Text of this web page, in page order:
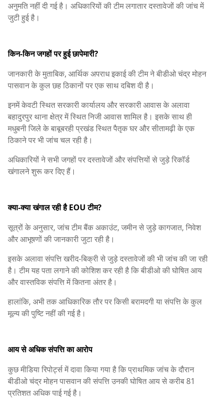
अनुमति नहीं दी गई है। अधिकारियों की टीम लगातार दस्तावेजों की जांच में
जुटी हुई है।
किन-किन जगहों पर हुई छापेमारी?
जानकारी के मुताबिक, आर्थिक अपराध इकाई की टीम ने बीडीओ चंद्र मोहन
पासवान के कुल छह ठिकानों पर एक साथ दबिश दी है।
इनमें केवटी स्थित सरकारी कार्यालय और सरकारी आवास के अलावा
बहादुरपुर थाना क्षेत्र में स्थित निजी आवास शामिल है। इसके साथ ही
मधुबनी जिले के बाबूबरही प्रखंड स्थित पैतृक घर और सीतामढ़ी के एक
ठिकाने पर भी जांच चल रही है।
अधिकारियों ने सभी जगहों पर दस्तावेजों और संपत्तियों से जुड़े रिकॉर्ड
खंगालने शुरू कर दिए हैं।
क्या-क्या खंगाल रही है EOU टीम?
सूत्रों के अनुसार, जांच टीम बैंक अकाउंट, जमीन से जुड़े कागजात, निवेश
और आभूषणों की जानकारी जुटा रही है।
इसके अलावा संपत्ति खरीद-बिक्री से जुड़े दस्तावेजों की भी जांच की जा रही
है। टीम यह पता लगाने की कोशिश कर रही है कि बीडीओ की घोषित आय
और वास्तविक संपत्ति में कितना अंतर है।
हालांकि, अभी तक आधिकारिक तौर पर किसी बरामदगी या संपत्ति के कुल
मूल्य की पुष्टि नहीं की गई है।
आय से अधिक संपत्ति का आरोप
कुछ मीडिया रिपोर्ट्स में दावा किया गया है कि प्राथमिक जांच के दौरान
बीडीओ चंद्र मोहन पासवान की संपत्ति उनकी घोषित आय से करीब 81
प्रतिशत अधिक पाई गई है।